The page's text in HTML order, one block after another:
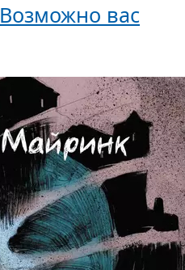
Возможно вас